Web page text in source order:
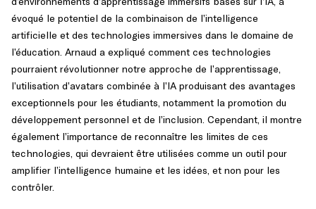
évoqué le potentiel de la combinaison de l’intelligence
artificielle et des technologies immersives dans le domaine de
l’éducation. Arnaud a expliqué comment ces technologies
pourraient révolutionner notre approche de l’apprentissage,
l’utilisation d’avatars combinée à l’IA produisant des avantages
exceptionnels pour les étudiants, notamment la promotion du
développement personnel et de l’inclusion. Cependant, il montre
également l’importance de reconnaître les limites de ces
technologies, qui devraient être utilisées comme un outil pour
amplifier l’intelligence humaine et les idées, et non pour les
contrôler.